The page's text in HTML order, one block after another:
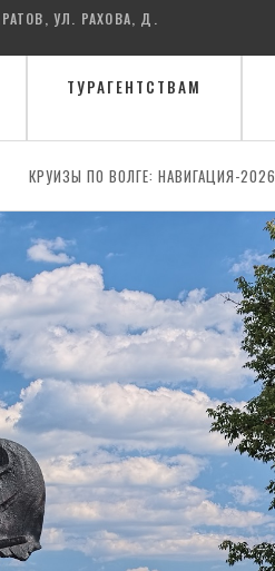
УЛ. РАХОВА, Д.
ТУРАГЕНТСТВАМ
КРУИЗЫ ПО ВОЛГЕ: НАВИГАЦИЯ-2026